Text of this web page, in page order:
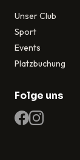
Unser Club
Sport
Events
Platzbuchung
Folge uns